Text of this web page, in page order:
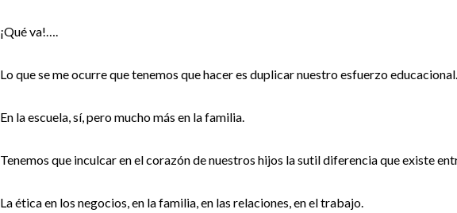
¡Qué va!….
Lo que se me ocurre que tenemos que hacer es duplicar nuestro esfuerzo educacional.
En la escuela, sí, pero mucho más en la familia.
Tenemos que inculcar en el corazón de nuestros hijos la sutil diferencia que existe
La ética en los negocios, en la familia, en las relaciones, en el trabajo.